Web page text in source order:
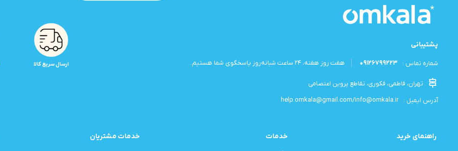
پشتیبانی
شماره تماس : 09126799223 هفت روز هفته، ۲۴ ساعت شبانه‌روز پاسخگوی شما هستیم.
تهران، فاطمی، فکوری، تقاطع پروین اعتصامی
آدرس ایمیل :
help.omkala@gmail.com/info@omkala.ir
ارسال سریع کالا
راهنمای خرید خدمات خدمات مشتریان